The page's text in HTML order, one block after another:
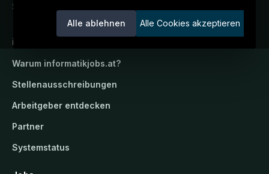
Alle ablehnen Alle Cookies akzeptieren
Service der candidatis GmbH.
informatikjobs.at
Warum informatikjobs.at?
Stellenausschreibungen
Arbeitgeber entdecken
Partner
Systemstatus